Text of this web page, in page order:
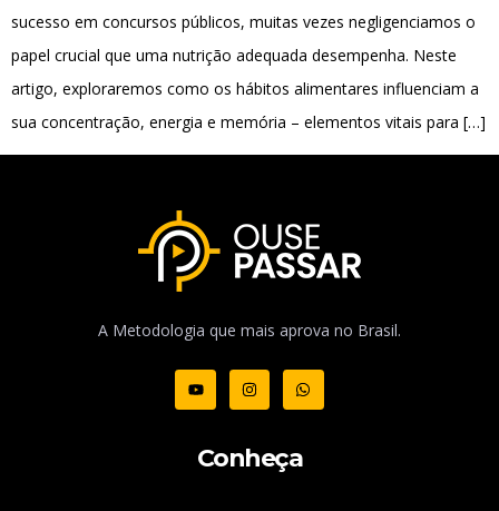
sucesso em concursos públicos, muitas vezes negligenciamos o
papel crucial que uma nutrição adequada desempenha. Neste
artigo, exploraremos como os hábitos alimentares influenciam a
sua concentração, energia e memória – elementos vitais para […]
A Metodologia que mais aprova no Brasil.
Conheça